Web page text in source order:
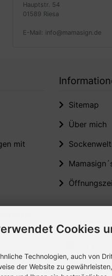
Hauptstr. 54
01589 Riesa
E-Mail: info@mamasign.de
mit
Sitemap
Über mich
Cookies
Technologien, auch von
der Website zu